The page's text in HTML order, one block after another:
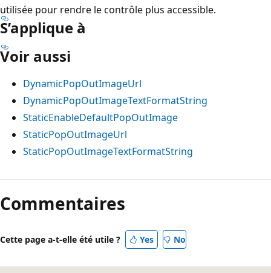
utilisée pour rendre le contrôle plus accessible.
S’applique à
Voir aussi
DynamicPopOutImageUrl
DynamicPopOutImageTextFormatString
StaticEnableDefaultPopOutImage
StaticPopOutImageUrl
StaticPopOutImageTextFormatString
Commentaires
Cette page a-t-elle été utile ? Yes No